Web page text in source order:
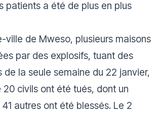
patients a été de plus en plus
ville de Mweso, plusieurs maisons
par des explosifs, tuant des
de la seule semaine du 22 janvier,
20 civils ont été tués, dont un
autres ont été blessés. Le 2